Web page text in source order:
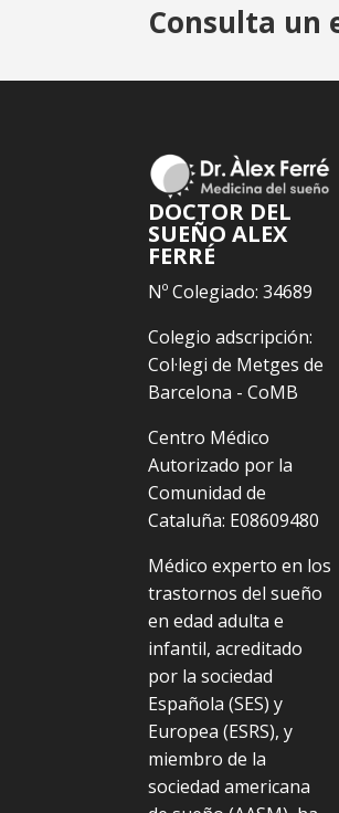
Consulta un
DOCTOR DEL
SUEÑO ALEX
FERRÉ
Nº Colegiado: 34689
Colegio adscripción:
Col·legi de Metges de
Barcelona - CoMB
Centro Médico
Autorizado por la
Comunidad de
Cataluña: E08609480
Médico experto en los
trastornos del sueño
en edad adulta e
infantil, acreditado
por la sociedad
Española (SES) y
Europea (ESRS), y
miembro de la
sociedad americana